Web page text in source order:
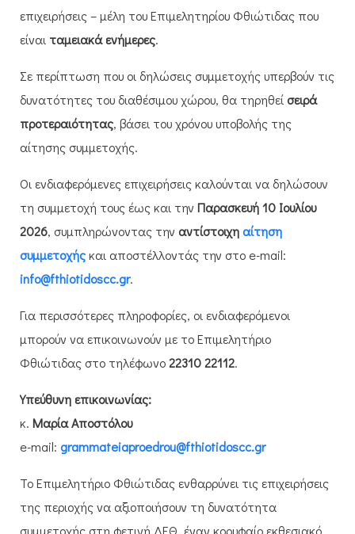
επιχειρήσεις – μέλη του Επιμελητηρίου Φθιώτιδας που
είναι ταμειακά ενήμερες.
Σε περίπτωση που οι δηλώσεις συμμετοχής υπερβούν τις
δυνατότητες του διαθέσιμου χώρου, θα τηρηθεί σειρά
προτεραιότητας, βάσει του χρόνου υποβολής της
αίτησης συμμετοχής.
Οι ενδιαφερόμενες επιχειρήσεις καλούνται να δηλώσουν
τη συμμετοχή τους έως και την Παρασκευή 10 Ιουλίου
2026, συμπληρώνοντας την αντίστοιχηαίτηση
συμμετοχήςκαι αποστέλλοντάς την στο e-mail:
info@fthiotidoscc.gr.
Για περισσότερες πληροφορίες, οι ενδιαφερόμενοι
μπορούν να επικοινωνούν με το Επιμελητήριο
Φθιώτιδας στο τηλέφωνο22310 22112.
Υπεύθυνη επικοινωνίας:
κ. Μαρία Αποστόλου
e-mail: grammateiaproedrou@fthiotidoscc.gr
Το Επιμελητήριο Φθιώτιδας ενθαρρύνει τις επιχειρήσεις
της περιοχής να αξιοποιήσουν τη δυνατότητα